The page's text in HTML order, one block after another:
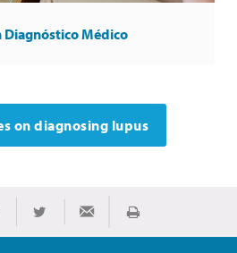
Diagnóstico Médico
on diagnosing lupus
on Facebook
Share on TwitterShare via EmailImprimir